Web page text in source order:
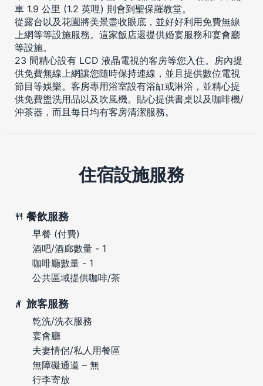
車 1.9 公里 (1.2 英哩) 則會到聖保羅教堂。
從露台以及花園將美景盡收眼底，並好好利用免費無線
上網等等設施服務。這家飯店還提供婚宴服務和宴會廳
等設施。
23 間精心設有 LCD 液晶電視的客房等您入住。房內提
供免費無線上網讓您隨時保持連線，並且提供數位電視
節目等娛樂。客房專用浴室設有浴缸或淋浴，並精心提
供免費盥洗用品以及吹風機。貼心提供書桌以及咖啡機/
沖茶器，而且每日均有客房清潔服務。
住宿設施服務
餐飲服務
早餐 (付費)
酒吧/酒廊數量 - 1
咖啡廳數量 - 1
公共區域提供咖啡/茶
旅客服務
乾洗/洗衣服務
宴會廳
夫妻情侶/私人用餐區
無障礙通道 – 無
行李寄放